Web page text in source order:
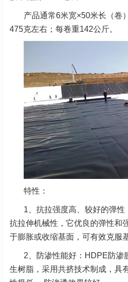
产品通常6米宽×50米长（卷
475克左右；每卷重142公斤。
特性：
1、抗拉强度高、较好的弹
抗拉伸机械性，它优良的弹性和
于膨胀或收缩基面，可有效克服
2、防渗性能好：HDPE防渗
生树脂，采用共挤技术制成，具